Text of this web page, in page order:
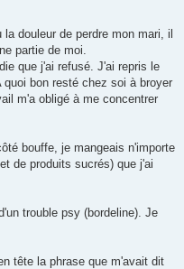
douleur de perdre mon mari, il
partie de moi.
que j'ai refusé. J'ai repris le
bon resté chez soi à broyer
m'a obligé à me concentrer
bouffe, je mangeais n'importe
de produits sucrés) que j'ai
trouble psy (bordeline). Je
tête la phrase que m'avait dit